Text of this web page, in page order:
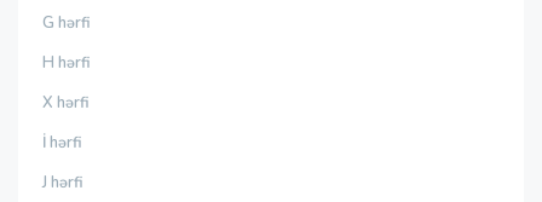
G hərfi
H hərfi
X hərfi
İ hərfi
J hərfi